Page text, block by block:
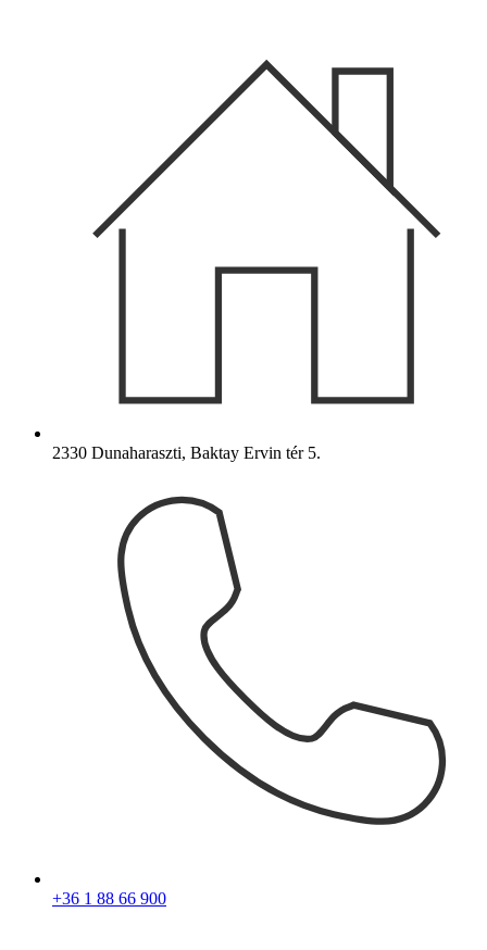
2330 Dunaharaszti, Baktay Ervin tér 5.
+36 1 88 66 900